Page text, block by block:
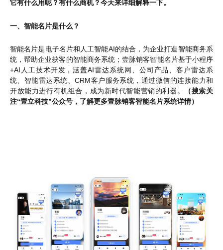
它有什么用呢？有什么商机？今天来详细解释一下。
一、智能名片是什么？
智能名片是电子名片和人工智能AI的结合，为企业打造智能商务系
统，帮助企业获客的智能商务系统；壹脉销客智能名片基于小程序
+AI人工技术开发，涵盖AI雷达系统网、公司产品、客户雷达系
统、智能雷达系统、CRM客户服务系统，通过微信的连接能力和
开放能力进行有机组合，成为新时代智能营销的利器。
（搜索关
注“壹立科技”公众号，了解更多壹脉销客智能名片系统详情）